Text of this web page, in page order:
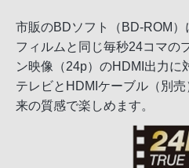
市販のBDソフト（BD-ROM
フィルムと同じ毎秒24コマの
ン映像（24p）のHDMI出力に
テレビとHDMIケーブル（別
来の質感で楽しめます。